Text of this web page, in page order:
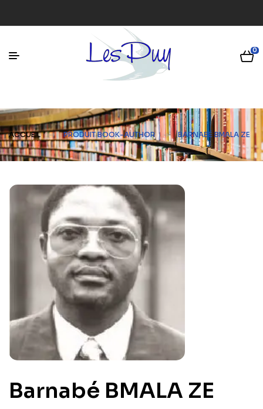
0
ACCUEIL PRODUIT BOOK-AUTHOR BARNABÉ BMALA ZE
Barnabé BMALA ZE